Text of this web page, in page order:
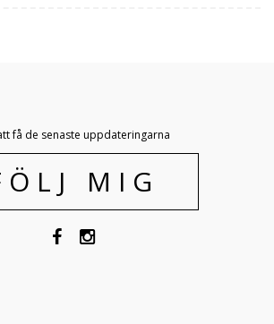
få de senaste uppdateringarna
MIG